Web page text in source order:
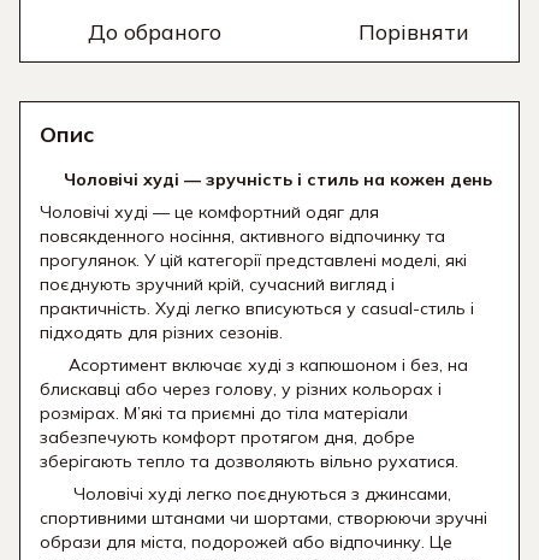
До обраного Порівняти
Опис
Чоловічі худі — зручність і стиль на кожен день
Чоловічі худі — це комфортний одяг для
повсякденного носіння, активного відпочинку та
прогулянок. У цій категорії представлені моделі, які
поєднують зручний крій, сучасний вигляд і
практичність. Худі легко вписуються у casual-стиль і
підходять для різних сезонів.
Асортимент включає худі з капюшоном і без, на
блискавці або через голову, у різних кольорах і
розмірах. М’які та приємні до тіла матеріали
забезпечують комфорт протягом дня, добре
зберігають тепло та дозволяють вільно рухатися.
Чоловічі худі легко поєднуються з джинсами,
спортивними штанами чи шортами, створюючи зручні
образи для міста, подорожей або відпочинку. Це